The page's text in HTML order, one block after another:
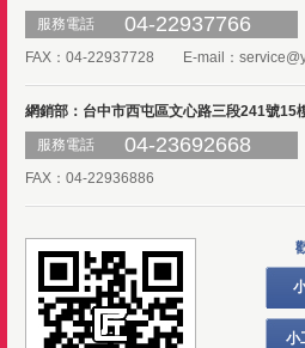
服務電話
04-22937766
FAX：04-22937728 E-mail：
網銷部：台中市西屯區文心路三段241號15
服務電話
04-23692668
FAX：04-22936886
小